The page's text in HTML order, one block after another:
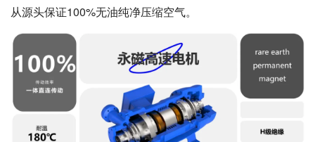
从源头保证100%无油纯净压缩空气。